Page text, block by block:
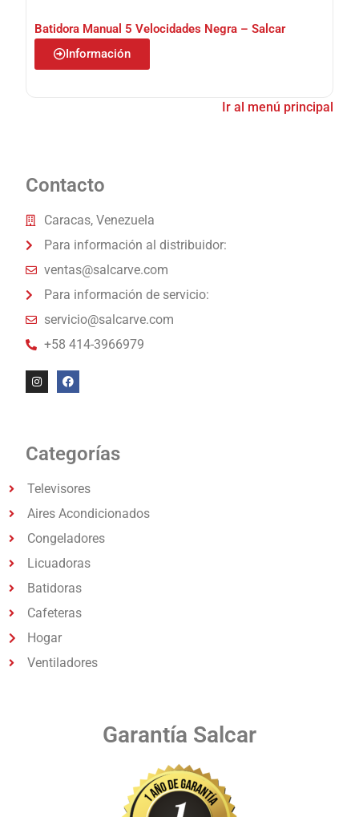
Batidora Manual 5 Velocidades Negra – Salcar
Información
Ir al menú principal
Contacto
Caracas, Venezuela
Para información al distribuidor:
ventas@salcarve.com
Para información de servicio:
servicio@salcarve.com
+58 414-3966979
Categorías
Televisores
Aires Acondicionados
Congeladores
Licuadoras
Batidoras
Cafeteras
Hogar
Ventiladores
Garantía Salcar